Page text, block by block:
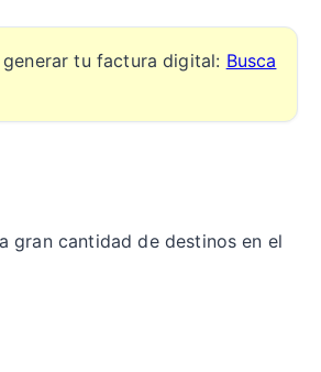
tu factura digital: Busca
gran cantidad de destinos en el